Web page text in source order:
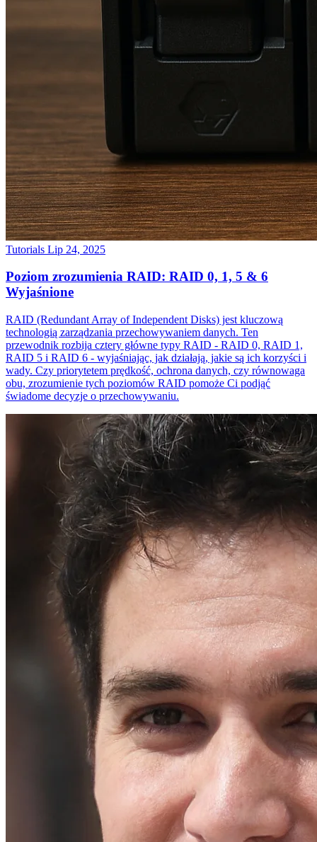
Tutorials Lip 24, 2025
Poziom zrozumienia RAID: RAID 0, 1, 5 & 6
Wyjaśnione
RAID (Redundant Array of Independent Disks) jest kluczową
technologią zarządzania przechowywaniem danych. Ten
przewodnik rozbija cztery główne typy RAID - RAID 0, RAID 1,
RAID 5 i RAID 6 - wyjaśniając, jak działają, jakie są ich korzyści i
wady. Czy priorytetem prędkość, ochrona danych, czy równowaga
obu, zrozumienie tych poziomów RAID pomoże Ci podjąć
świadome decyzje o przechowywaniu.